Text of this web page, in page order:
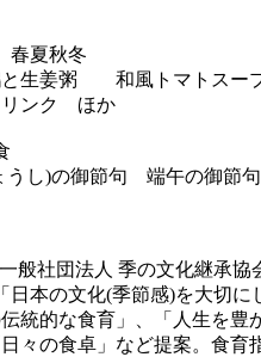
夏秋冬
生姜粥 和風トマトス
リンク ほか
うし)の御節句 端午の御
般社団法人 季の文化継承協
本の文化(季節感)を大切に
統的な食育」、「人生を豊
々の食卓」など提案。食育